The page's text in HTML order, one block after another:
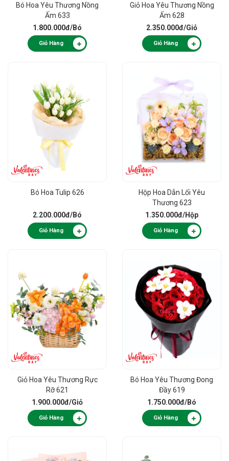
Bó Hoa Yêu Thương Nồng
Ấm 633
1.800.000đ/Bó
Giỏ Hàng
Giỏ Hoa Yêu Thương Nồng
Ấm 628
2.350.000đ/Giỏ
Giỏ Hàng
Bó Hoa Tulip 626
2.200.000đ/Bó
Giỏ Hàng
Hộp Hoa Dẫn Lối Yêu
Thương 623
1.350.000đ/Hộp
Giỏ Hàng
Giỏ Hoa Yêu Thương Rực
Rỡ 621
1.900.000đ/Giỏ
Giỏ Hàng
Bó Hoa Yêu Thương Đong
Đầy 619
1.750.000đ/Bó
Giỏ Hàng